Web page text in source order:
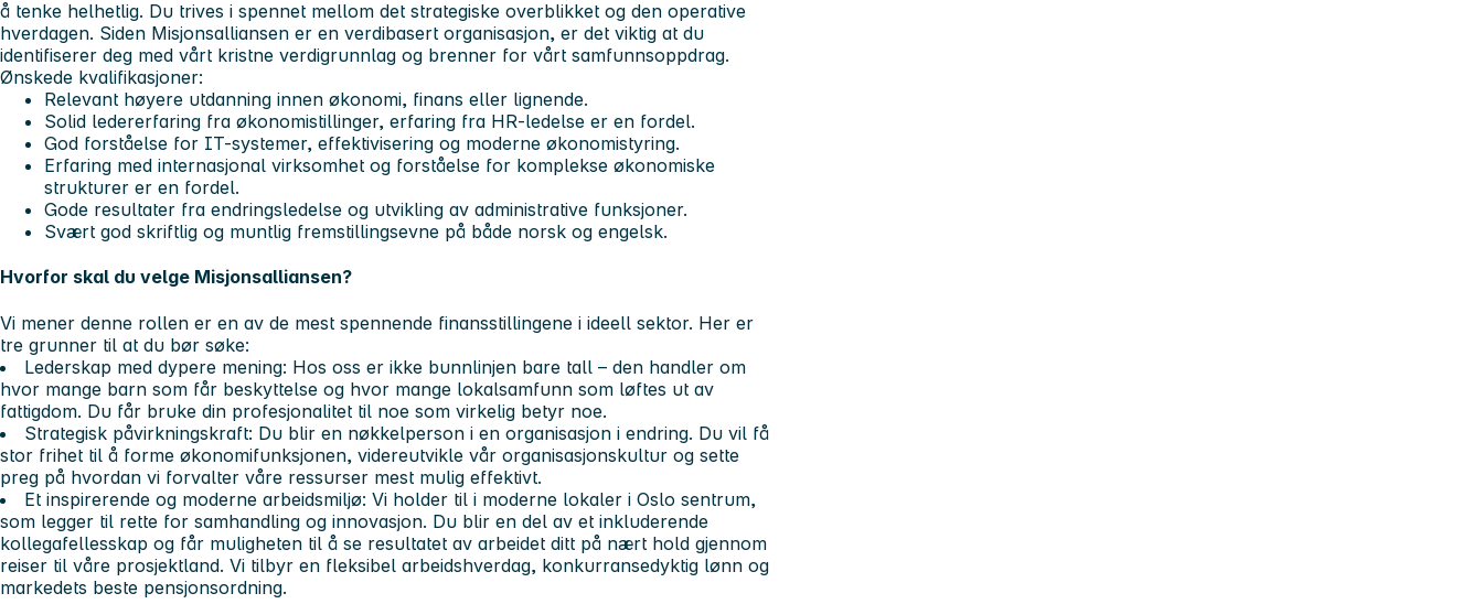
å tenke helhetlig. Du trives i spennet mellom det strategiske overblikket og den operative
hverdagen. Siden Misjonsalliansen er en verdibasert organisasjon, er det viktig at du
identifiserer deg med vårt kristne verdigrunnlag og brenner for vårt samfunnsoppdrag.
Ønskede kvalifikasjoner:
Relevant høyere utdanning innen økonomi, finans eller lignende.
Solid ledererfaring fra økonomistillinger, erfaring fra HR-ledelse er en fordel.
God forståelse for IT-systemer, effektivisering og moderne økonomistyring.
Erfaring med internasjonal virksomhet og forståelse for komplekse økonomiske
strukturer er en fordel.
Gode resultater fra endringsledelse og utvikling av administrative funksjoner.
Svært god skriftlig og muntlig fremstillingsevne på både norsk og engelsk.
Hvorfor skal du velge Misjonsalliansen?
Vi mener denne rollen er en av de mest spennende finansstillingene i ideell sektor. Her er
tre grunner til at du bør søke:
Lederskap med dypere mening: Hos oss er ikke bunnlinjen bare tall – den handler om
hvor mange barn som får beskyttelse og hvor mange lokalsamfunn som løftes ut av
fattigdom. Du får bruke din profesjonalitet til noe som virkelig betyr noe.
Strategisk påvirkningskraft: Du blir en nøkkelperson i en organisasjon i endring. Du vil få
stor frihet til å forme økonomifunksjonen, videreutvikle vår organisasjonskultur og sette
preg på hvordan vi forvalter våre ressurser mest mulig effektivt.
Et inspirerende og moderne arbeidsmiljø: Vi holder til i moderne lokaler i Oslo sentrum,
som legger til rette for samhandling og innovasjon. Du blir en del av et inkluderende
kollegafellesskap og får muligheten til å se resultatet av arbeidet ditt på nært hold gjennom
reiser til våre prosjektland. Vi tilbyr en fleksibel arbeidshverdag, konkurransedyktig lønn og
markedets beste pensjonsordning.